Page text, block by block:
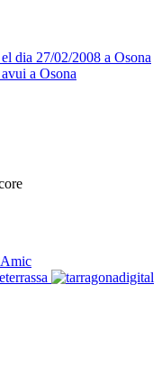
dia 27/02/2008 a Osona
a Osona